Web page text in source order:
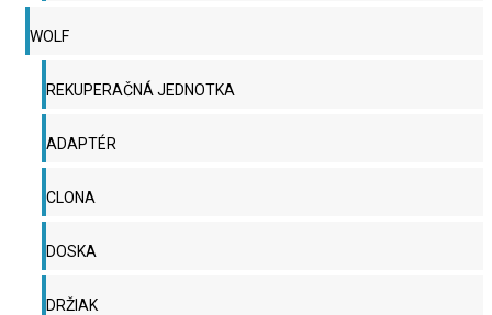
WOLF
REKUPERAČNÁ JEDNOTKA
ADAPTÉR
CLONA
DOSKA
DRŽIAK